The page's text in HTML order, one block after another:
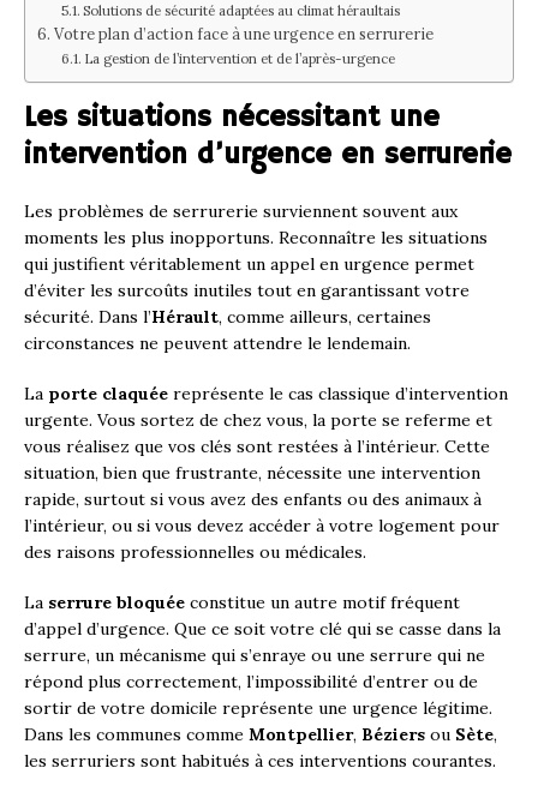
Solutions de sécurité adaptées au climat héraultais
Votre plan d’action face à une urgence en serrurerie
La gestion de l’intervention et de l’après-urgence
Les situations nécessitant une
intervention d’urgence en serrurerie
Les problèmes de serrurerie surviennent souvent aux
moments les plus inopportuns. Reconnaître les situations
qui justifient véritablement un appel en urgence permet
d’éviter les surcoûts inutiles tout en garantissant votre
sécurité. Dans l’Hérault, comme ailleurs, certaines
circonstances ne peuvent attendre le lendemain.
La porte claquée représente le cas classique d’intervention
urgente. Vous sortez de chez vous, la porte se referme et
vous réalisez que vos clés sont restées à l’intérieur. Cette
situation, bien que frustrante, nécessite une intervention
rapide, surtout si vous avez des enfants ou des animaux à
l’intérieur, ou si vous devez accéder à votre logement pour
des raisons professionnelles ou médicales.
La serrure bloquée constitue un autre motif fréquent
d’appel d’urgence. Que ce soit votre clé qui se casse dans la
serrure, un mécanisme qui s’enraye ou une serrure qui ne
répond plus correctement, l’impossibilité d’entrer ou de
sortir de votre domicile représente une urgence légitime.
Dans les communes comme Montpellier, Béziers ou Sète,
les serruriers sont habitués à ces interventions courantes.